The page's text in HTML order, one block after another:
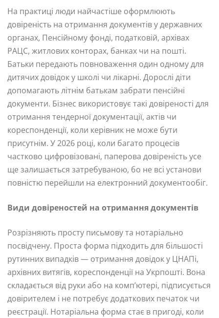
На практиці люди найчастіше оформлюють
довіреність на отримання документів у державних
органах, Пенсійному фонді, податковій, архівах
РАЦС, житлових конторах, банках чи на пошті.
Батьки передають повноваження один одному для
дитячих довідок у школі чи лікарні. Дорослі діти
допомагають літнім батькам забрати пенсійні
документи. Бізнес використовує такі довіреності для
отримання тендерної документації, актів чи
кореспонденції, коли керівник не може бути
присутнім. У 2026 році, коли багато процесів
частково цифровізовані, паперова довіреність усе
ще залишається затребуваною, бо не всі установи
повністю перейшли на електронний документообіг.
Види довіреностей на отримання документів
Розрізняють просту письмову та нотаріально
посвідчену. Проста форма підходить для більшості
рутинних випадків — отримання довідок у ЦНАПі,
архівних витягів, кореспонденції на Укрпошті. Вона
складається від руки або на комп’ютері, підписується
довірителем і не потребує додаткових печаток чи
реєстрації. Нотаріальна форма стає в пригоді, коли